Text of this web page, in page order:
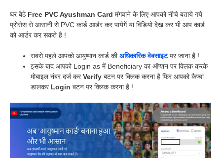
घर बैठे Free PVC Ayushman Card मंगवाने के लिए आपको नीचे बताये गये
प्रोसेस से आसानी से PVC कार्ड आर्डर कर पायेगें या विडियो देख कर भी आप कार्ड
को आर्डर कर सकते है !
सबसे पहले आपको आयुष्मान कार्ड कीअधिकारिक वेबसाइटपर जाना है !
इसके बाद आपको Login as में Beneficiary का ऑप्शन पर क्लिक करके
मोबाइल नंबर दर्ज करVerify बटन पर क्लिक करना है फिर आपको कैप्चा
डालकर Login बटन पर क्लिक करना है !